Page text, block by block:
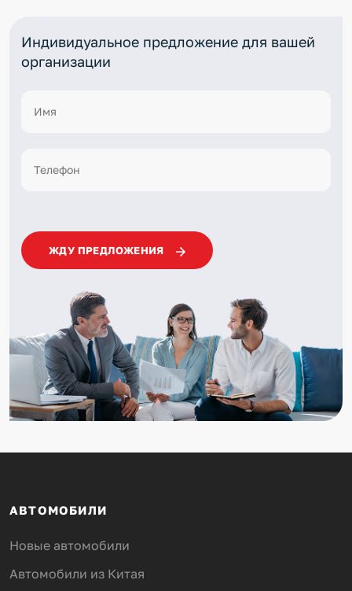
Индивидуальное предложение для вашей
организации
ЖДУ ПРЕДЛОЖЕНИЯ
АВТОМОБИЛИ
Новые автомобили
Автомобили из Китая